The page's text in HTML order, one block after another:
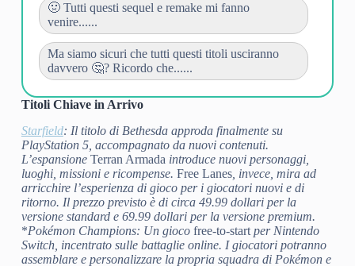
🤢 Tutti questi sequel e remake mi fanno
venire......
Ma siamo sicuri che tutti questi titoli usciranno
davvero 🤔? Ricordo che......
Titoli Chiave in Arrivo
Starfield: Il titolo di Bethesda approda finalmente su
PlayStation 5, accompagnato da nuovi contenuti.
L’espansione Terran Armada introduce nuovi personaggi,
luoghi, missioni e ricompense. Free Lanes, invece, mira ad
arricchire l’esperienza di gioco per i giocatori nuovi e di
ritorno. Il prezzo previsto è di circa 49.99 dollari per la
versione standard e 69.99 dollari per la versione premium.
*Pokémon Champions: Un gioco free-to-startper Nintendo
Switch, incentrato sulle battaglie online. I giocatori potranno
assemblare e personalizzare la propria squadra di Pokémon e